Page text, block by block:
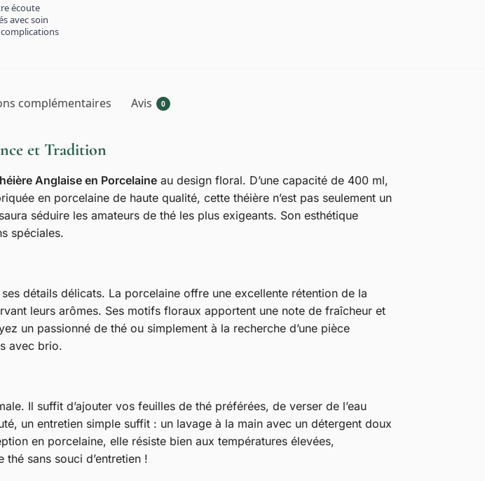
écoute
avec soin
complémentaires Avis 0
et Tradition
Anglaise en Porcelaineau design floral. D’une capacité de 400 ml,
en porcelaine de haute qualité, cette théière n’est pas seulement un
séduire les amateurs de thé les plus exigeants. Son esthétique
spéciales.
détails délicats. La porcelaine offre une excellente rétention de la
leurs arômes. Ses motifs floraux apportent une note de fraîcheur et
un passionné de thé ou simplement à la recherche d’une pièce
avec brio.
Il suffit d’ajouter vos feuilles de thé préférées, de verser de l’eau
un entretien simple suffit : un lavage à la main avec un détergent doux
en porcelaine, elle résiste bien aux températures élevées,
sans souci d’entretien !